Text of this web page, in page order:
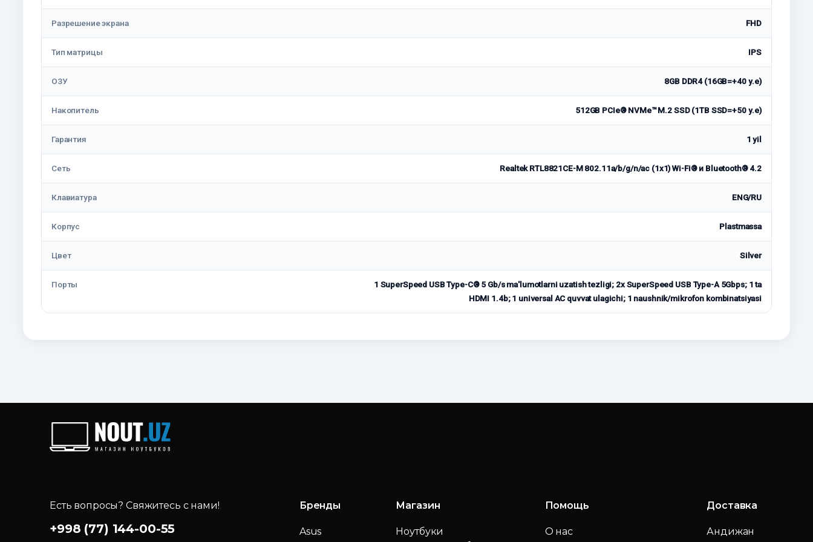
Разрешение экрана FHD
Тип матрицы IPS
ОЗУ 8GB DDR4 (16GB=+40 у.е)
Накопитель 512GB PCIe® NVMe™ M.2 SSD (1TB SSD=+50 у.е)
Гарантия 1 yil
Сеть Realtek RTL8821CE-M 802.11a/b/g/n/ac (1x1) Wi-Fi® и Bluetooth® 4.2
Клавиатура ENG/RU
Корпус Plastmassa
Цвет Silver
Порты
1 SuperSpeed ​​USB Type-C® 5 Gb/s ma'lumotlarni uzatish tezligi; 2x SuperSpeed ​​USB Type-A 5Gbps; 1 ta
HDMI 1.4b; 1 universal AC quvvat ulagichi; 1 naushnik/mikrofon kombinatsiyasi
Есть вопросы? Свяжитесь с нами!
+998 (77) 144-00-55
Бренды
Asus
Магазин
Ноутбуки
Помощь
О нас
Доставка
Андижан